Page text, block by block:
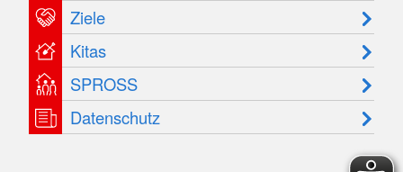
Ziele
Kitas
SPROSS
Datenschutz